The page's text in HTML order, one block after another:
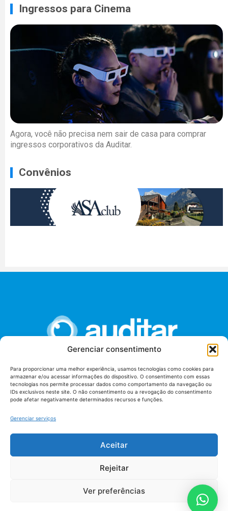
Gerenciar consentimento
Para proporcionar uma melhor experiência, usamos tecnologias como cookies para
armazenar e/ou acessar informações do dispositivo. O consentimento com essas
tecnologias nos permite processar dados como comportamento da navegação ou
IDs exclusivos neste site. O não consentimento ou a revogação do consentimento
pode afetar negativamente determinados recursos e funções.
Gerenciar serviços
Aceitar
Rejeitar
Ver preferências
Ingressos para Cinema
Agora, você não precisa nem sair de casa para comprar
ingressos corporativos da Auditar.
Convênios
União dos Auditores Federais de Controle Externo -
AUDITAR
Setor de Administração Federal Sul (SAF/Sul), Qd. 04, Lt. 01
Tribunal de Contas da União (TCU), Subsolo, Sala S04
Termos de uso